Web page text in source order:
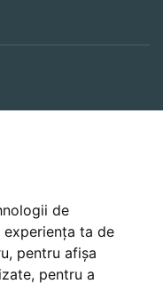
de
ta de
pentru afișa
pentru a